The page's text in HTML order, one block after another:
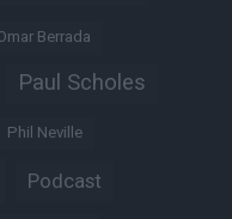
Berrada
Paul Scholes
Phil Neville
Podcast